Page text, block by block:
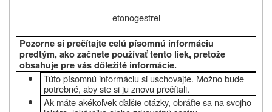
etonogestrel
Pozorne si prečítajte celú písomnú informáciu
predtým, ako začnete používaťtento liek, pretože
obsahuje pre vás dôležité informácie.
Túto písomnú informáciu si uschovajte. Možno bude
potrebné, aby ste si ju znovu prečítali.
Ak máte akékoľvek ďalšie otázky, obráťte sa na svojho